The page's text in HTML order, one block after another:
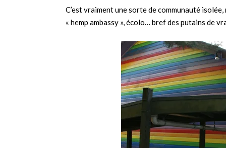
C’est vraiment une sorte de communauté
« hemp ambassy », écolo… bref des putains de